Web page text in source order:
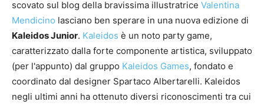
scovato sul blog della bravissima illustratrice Valentina
Mendicino lasciano ben sperare in una nuova edizione di
Kaleidos Junior. Kaleidos è un noto party game,
caratterizzato dalla forte componente artistica, sviluppato
(per l'appunto) dal gruppo Kaleidos Games, fondato e
coordinato dal designer Spartaco Albertarelli. Kaleidos
negli ultimi anni ha ottenuto diversi riconoscimenti tra cui